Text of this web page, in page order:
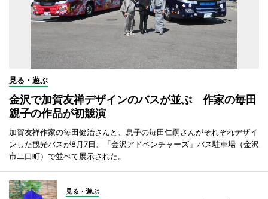
見る・遊ぶ
金沢で加賀友禅デザインのバスが並ぶ 作家の毎田
親子の作品が初競演
加賀友禅作家の毎田健治さんと、息子の毎田仁嗣さんがそれぞれデザイ
ンした観光バスが8月7日、「金沢アドベンチャーズ」バス駐車場（金沢
市二口町）で並べて展示された。
見る・遊ぶ